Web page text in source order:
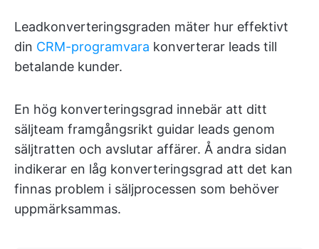
Leadkonverteringsgraden mäter hur effektivt
din CRM-programvara konverterar leads till
betalande kunder.
En hög konverteringsgrad innebär att ditt
säljteam framgångsrikt guidar leads genom
säljtratten och avslutar affärer. Å andra sidan
indikerar en låg konverteringsgrad att det kan
finnas problem i säljprocessen som behöver
uppmärksammas.